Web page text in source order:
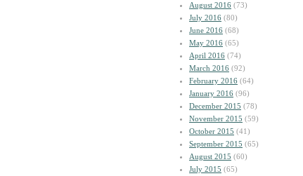
August 2016 (73)
July 2016 (80)
June 2016 (68)
May 2016 (65)
April 2016 (74)
March 2016 (92)
February 2016 (64)
January 2016 (96)
December 2015 (78)
November 2015 (59)
October 2015 (41)
September 2015 (65)
August 2015 (60)
July 2015 (65)